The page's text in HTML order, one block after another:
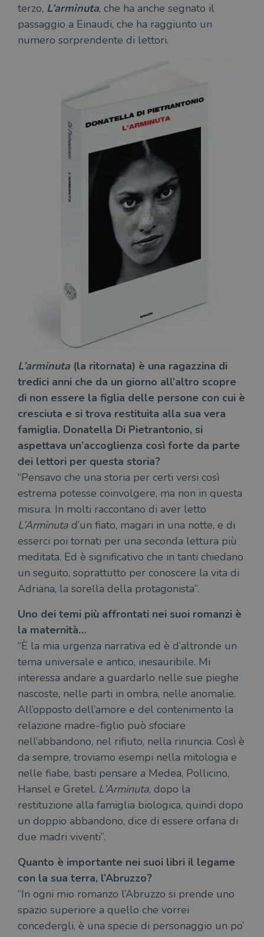
terzo, L’arminuta, che ha anche segnato il
passaggio a Einaudi, che ha raggiunto un
numero sorprendente di lettori.
L’arminuta (la ritornata) è una ragazzina di
tredici anni che da un giorno all’altro scopre
di non essere la figlia delle persone con cui è
cresciuta e si trova restituita alla sua vera
famiglia. Donatella Di Pietrantonio, si
aspettava un’accoglienza così forte da parte
dei lettori per questa storia?
“Pensavo che una storia per certi versi così
estrema potesse coinvolgere, ma non in questa
misura. In molti raccontano di aver letto
L’Arminuta d’un fiato, magari in una notte, e di
esserci poi tornati per una seconda lettura più
meditata. Ed è significativo che in tanti chiedano
un seguito, soprattutto per conoscere la vita di
Adriana, la sorella della protagonista”.
Uno dei temi più affrontati nei suoi romanzi è
la maternità…
“È la mia urgenza narrativa ed è d’altronde un
tema universale e antico, inesauribile. Mi
interessa andare a guardarlo nelle sue pieghe
nascoste, nelle parti in ombra, nelle anomalie.
All’opposto dell’amore e del contenimento la
relazione madre-figlio può sfociare
nell’abbandono, nel rifiuto, nella rinuncia. Così è
da sempre, troviamo esempi nella mitologia e
nelle fiabe, basti pensare a Medea, Pollicino,
Hansel e Gretel. L’Arminuta, dopo la
restituzione alla famiglia biologica, quindi dopo
un doppio abbandono, dice di essere orfana di
due madri viventi”.
Quanto è importante nei suoi libri il legame
con la sua terra, l’Abruzzo?
“In ogni mio romanzo l’Abruzzo si prende uno
spazio superiore a quello che vorrei
concedergli, è una specie di personaggio un po’